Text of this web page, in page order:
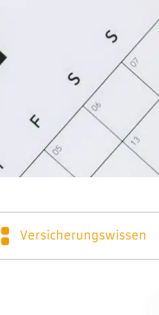
Versicherungswissen